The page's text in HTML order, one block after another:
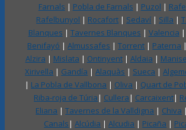
Farnals | Pobla de Farnals | Puzol |
Rafelbunyol | Rocafort | Sedaví | Silla |
Blanques | Tavernes Blanques | Valencia |
Benifayó |Almussafes |Torrent | Paterna |
Alzira | Mislata | Ontinyent| Aldaia |
Xirivella | Gandía |Alaquàs | Sueca |
| La Pobla de Vallbona | Oliva | Quart de
Riba-roja de Túria| Cullera| Carcaixent|
Eliana |Tavernes de la Valldigna | Chiva |
Canals|Alcúdia |Alcudia | Picaña |